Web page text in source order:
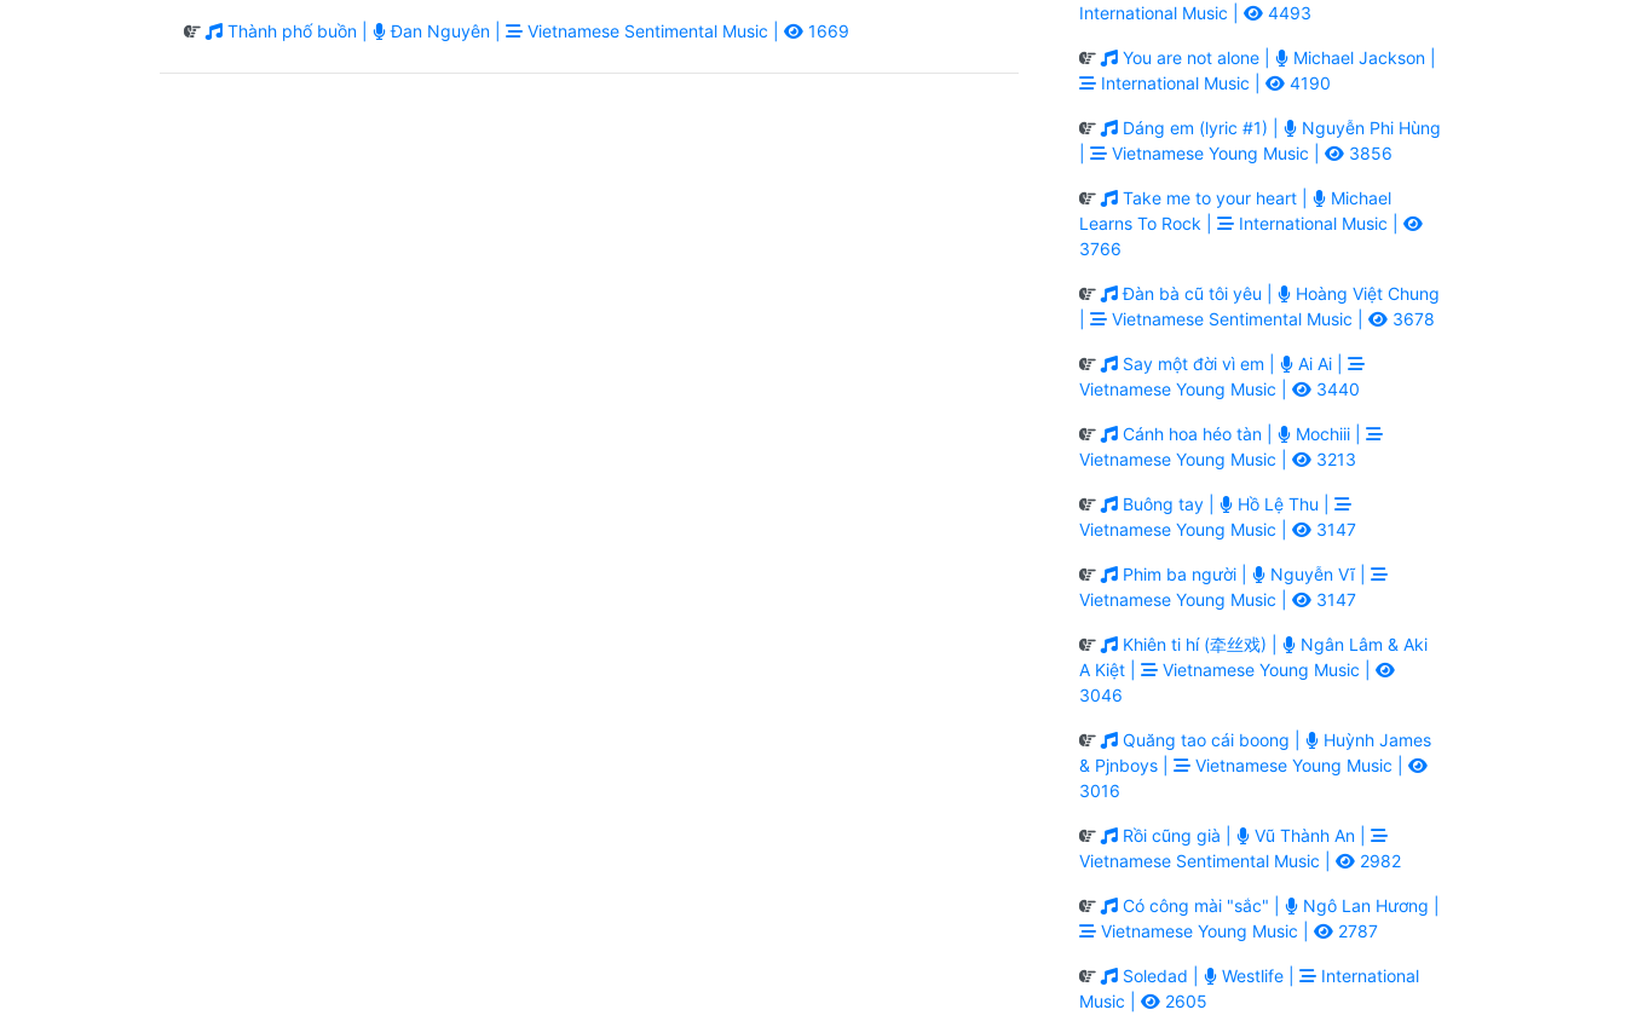
Thành phố buồn | Đan Nguyên | Vietnamese Sentimental Music | 1669
International Music |
4493
You are not alone |
Michael Jackson |
International Music |
4190
Dáng em (lyric #1) |
Nguyễn Phi Hùng
Vietnamese Young Music | 3856
Take me to your heart |
Michael
Learns To Rock |
International Music |
3766
Đàn bà cũ tôi yêu |
Hoàng Việt Chung
Vietnamese Sentimental Music | 3678
Say một đời vì em |
Ai Ai |
Vietnamese Young Music |
3440
Cánh hoa héo tàn |
Mochiii |
Vietnamese Young Music |
3213
Buông tay |
Hồ Lệ Thu |
Vietnamese Young Music |
3147
Phim ba người |
Nguyễn Vĩ |
Vietnamese Young Music |
3147
Khiên ti hí (牵丝戏) |
Ngân Lâm & Aki
A Kiệt |
Vietnamese Young Music |
3046
Quăng tao cái boong |
Huỳnh James
& Pjnboys |
Vietnamese Young Music |
3016
Rồi cũng già |
Vũ Thành An |
Vietnamese Sentimental Music |
2982
Có công mài "sắc" |
Ngô Lan Hương |
Vietnamese Young Music |
2787
Soledad | Westlife |
International
Music |
2605